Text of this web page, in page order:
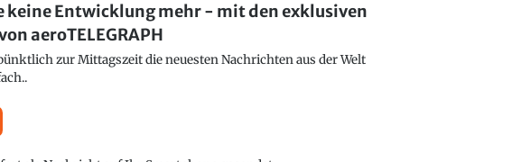
keine Entwicklung mehr - mit den exklusiven
aeroTELEGRAPH
zur Mittagszeit die neuesten Nachrichten aus der Welt